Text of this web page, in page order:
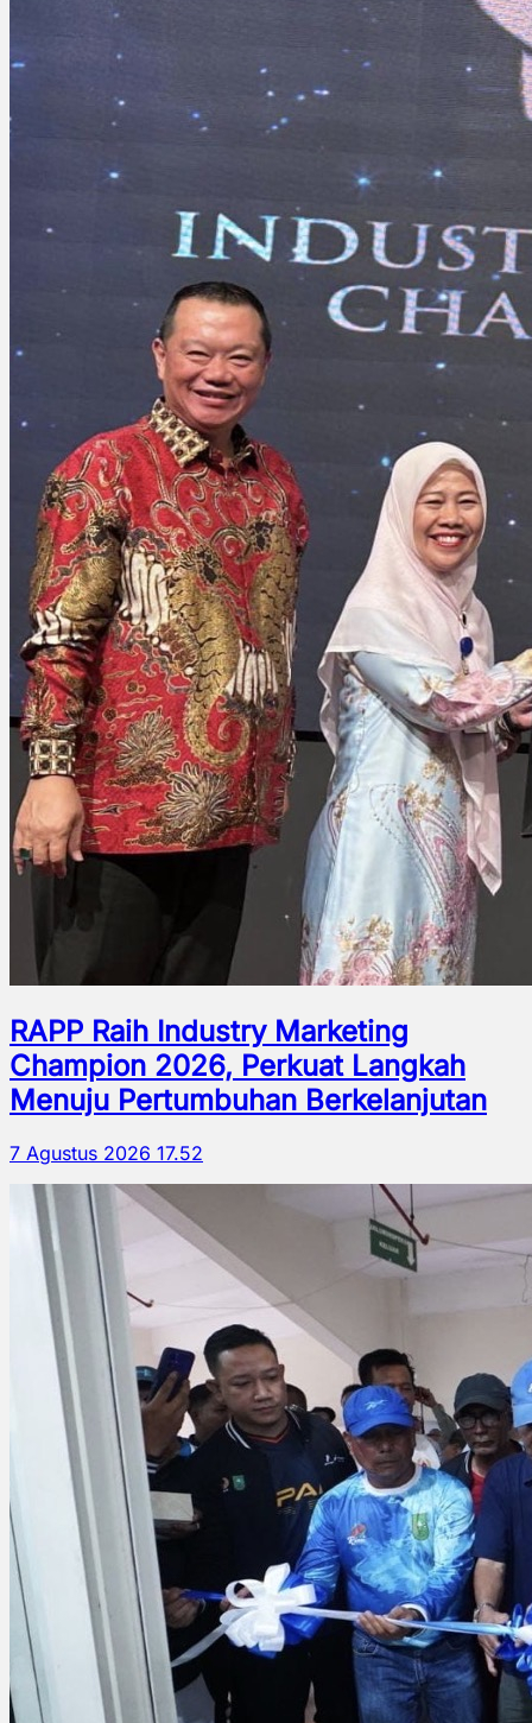
RAPP Raih Industry Marketing
Champion 2026, Perkuat Langkah
Menuju Pertumbuhan Berkelanjutan
7 Agustus 2026 17.52